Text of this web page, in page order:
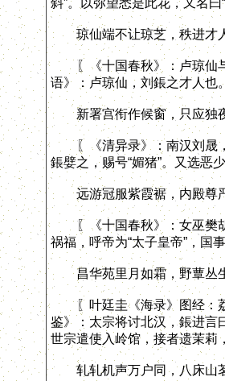
斜”。以弥望悉是此花，又名
琼仙端不让琼芝，秩进才人
〖《十国春秋》：卢琼仙与
语》：卢琼仙，刘鋹之才人也
新署宫衔作候窗，只应独夜
〖《清异录》：南汉刘晟，
鋹嬖之，赐号“媚猪”。又选恶
远游冠服紫霞裾，内殿尊严
〖《十国春秋》：女巫樊胡
祸福，呼帝为“太子皇帝”，国
昌华苑里月如霜，野蕈丛生
〖叶廷圭《海录》图经：荔
鉴》：太宗将讨北汉，鋹进言
世宗遣使入岭馆，接者遗茉莉
轧轧机声万户同，八床山茗